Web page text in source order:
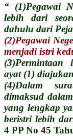
“ (1)Pegawai
lebih dari
dahulu dari
(2)Pegawai
menjadi istri
(3)Permintaan
ayat (1)
(4)Dalam
dimaksud
yang lengkap
beristri lebih
4 PP No 45